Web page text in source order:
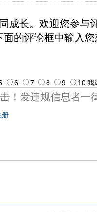
成长。欢迎您参与
面的评论框中输入
册
6 7 8 9 10 我